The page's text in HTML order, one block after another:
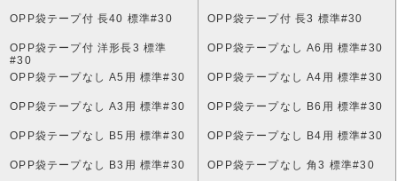
別途送料
ワンポイント印刷
OPP袋テープ付 長40 標準#30 OPP袋テープ付 長3 標準#30
OPP袋テープ付 洋形長3 標準
#30
OPP袋テープなし A6用 標準#30
OPP袋テープなし A5用 標準#30 OPP袋テープなし A4用 標準#30
OPP袋テープなし A3用 標準#30 OPP袋テープなし B6用 標準#30
OPP袋テープなし B5用 標準#30 OPP袋テープなし B4用 標準#30
OPP袋テープなし B3用 標準#30 OPP袋テープなし 角3 標準#30